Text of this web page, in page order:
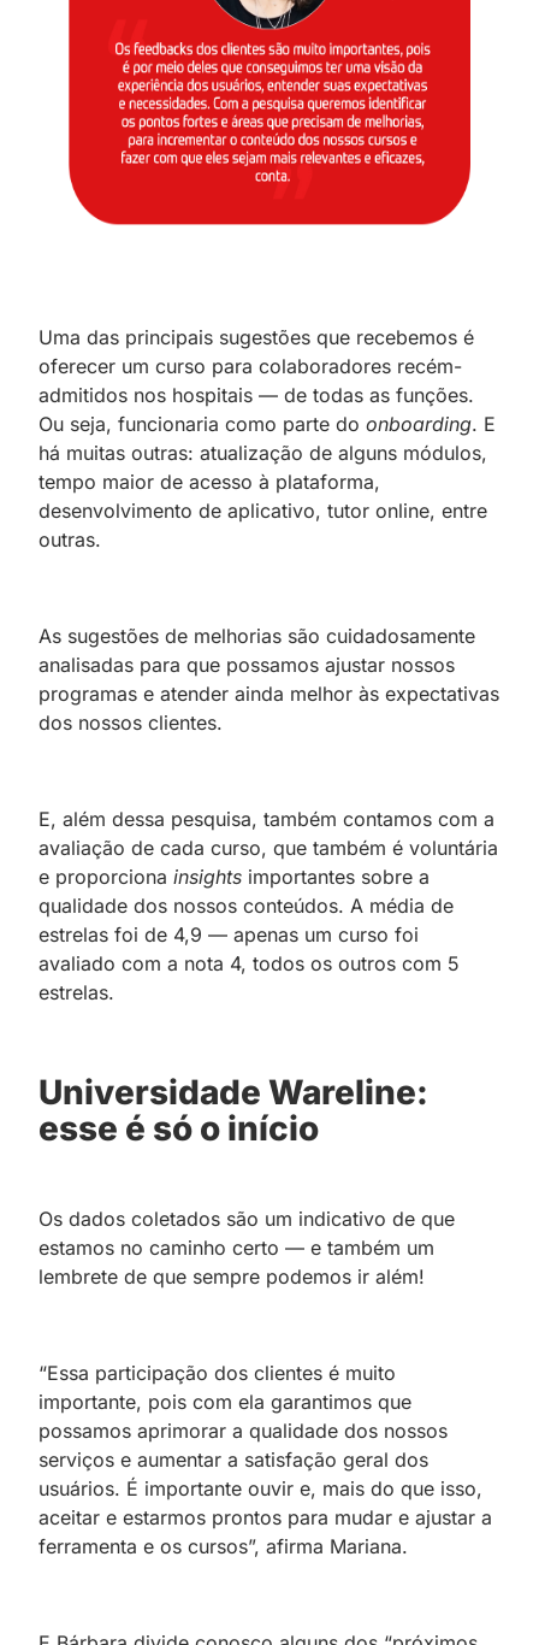
Uma das principais sugestões que recebemos é
oferecer um curso para colaboradores recém-
admitidos nos hospitais — de todas as funções.
Ou seja, funcionaria como parte do onboarding. E
há muitas outras: atualização de alguns módulos,
tempo maior de acesso à plataforma,
desenvolvimento de aplicativo, tutor online, entre
outras.
As sugestões de melhorias são cuidadosamente
analisadas para que possamos ajustar nossos
programas e atender ainda melhor às expectativas
dos nossos clientes.
E, além dessa pesquisa, também contamos com a
avaliação de cada curso, que também é voluntária
e proporciona insights importantes sobre a
qualidade dos nossos conteúdos. A média de
estrelas foi de 4,9 — apenas um curso foi
avaliado com a nota 4, todos os outros com 5
estrelas.
Universidade Wareline:
esse é só o início
Os dados coletados são um indicativo de que
estamos no caminho certo — e também um
lembrete de que sempre podemos ir além!
“Essa participação dos clientes é muito
importante, pois com ela garantimos que
possamos aprimorar a qualidade dos nossos
serviços e aumentar a satisfação geral dos
usuários. É importante ouvir e, mais do que isso,
aceitar e estarmos prontos para mudar e ajustar a
ferramenta e os cursos”, afirma Mariana.